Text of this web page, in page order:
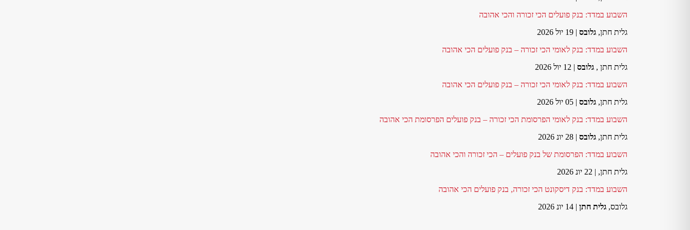
השבוע במדד: בנק פועלים הכי זכורה והכי אהובה
גלית חתן, גלובס | 19 יול 2026
השבוע במדד: בנק לאומי הכי זכורה – בנק פועלים הכי אהובה
גלית חתן , גלובס | 12 יול 2026
השבוע במדד: בנק לאומי הכי זכורה – בנק פועלים הכי אהובה
גלית חתן, גלובס | 05 יול 2026
השבוע במדד: בנק לאומי הפרסומת הכי זכורה – בנק פועלים הפרסומת הכי אהובה
גלית חתן, גלובס | 28 יונ 2026
השבוע במדד: הפרסומת של בנק פועלים – הכי זכורה והכי אהובה
גלית חתן, | 22 יונ 2026
השבוע במדד: בנק דיסקונט הכי זכורה, בנק פועלים הכי אהובה
גלובס, גלית חתן | 14 יונ 2026